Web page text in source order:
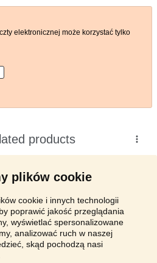
plików cookie
cookie i innych technologii
poprawić jakość przeglądania
wyświetlać spersonalizowane
analizować ruch w naszej
skąd pochodzą nasi
elektronicznej może korzystać tylko